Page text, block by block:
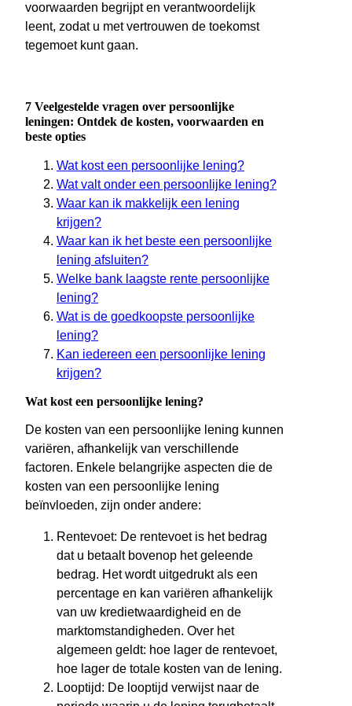
voorwaarden begrijpt en verantwoordelijk
leent, zodat u met vertrouwen de toekomst
tegemoet kunt gaan.
7 Veelgestelde vragen over persoonlijke
leningen: Ontdek de kosten, voorwaarden en
beste opties
Wat kost een persoonlijke lening?
Wat valt onder een persoonlijke lening?
Waar kan ik makkelijk een lening
krijgen?
Waar kan ik het beste een persoonlijke
lening afsluiten?
Welke bank laagste rente persoonlijke
lening?
Wat is de goedkoopste persoonlijke
lening?
Kan iedereen een persoonlijke lening
krijgen?
Wat kost een persoonlijke lening?
De kosten van een persoonlijke lening kunnen
variëren, afhankelijk van verschillende
factoren. Enkele belangrijke aspecten die de
kosten van een persoonlijke lening
beïnvloeden, zijn onder andere:
Rentevoet: De rentevoet is het bedrag
dat u betaalt bovenop het geleende
bedrag. Het wordt uitgedrukt als een
percentage en kan variëren afhankelijk
van uw kredietwaardigheid en de
marktomstandigheden. Over het
algemeen geldt: hoe lager de rentevoet,
hoe lager de totale kosten van de lening.
Looptijd: De looptijd verwijst naar de